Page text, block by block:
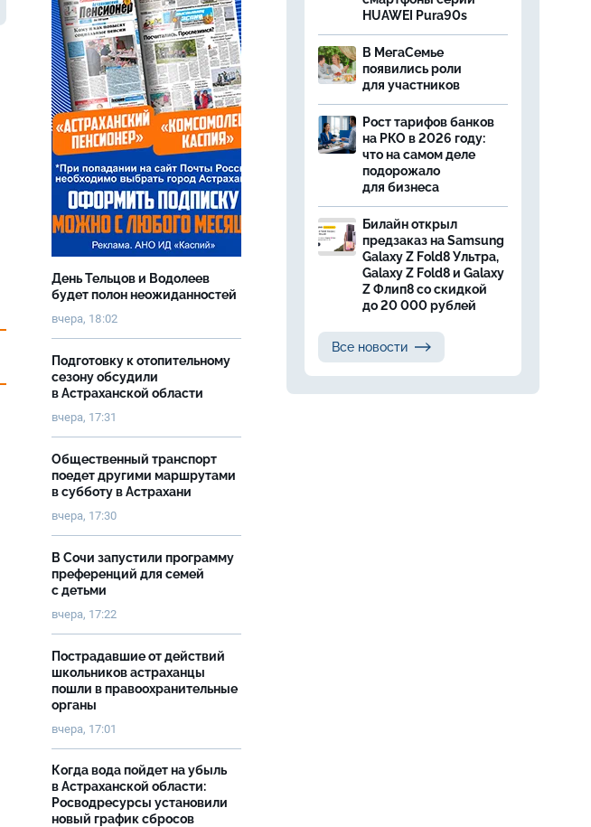
День Тельцов и Водолеев
будет полон неожиданностей
вчера, 18:02
Подготовку к отопительному
сезону обсудили
в Астраханской области
вчера, 17:31
Общественный транспорт
поедет другими маршрутами
в субботу в Астрахани
вчера, 17:30
В Сочи запустили программу
преференций для семей
с детьми
вчера, 17:22
Пострадавшие от действий
школьников астраханцы
пошли в правоохранительные
органы
вчера, 17:01
Когда вода пойдет на убыль
в Астраханской области:
Росводресурсы установили
новый график сбросов
HUAWEI Pura90s
В МегаСемье
появились роли
для участников
Рост тарифов банков
на РКО в 2026 году:
что на самом деле
подорожало
для бизнеса
Билайн открыл
предзаказ на Samsung
Galaxy Z Fold8 Ультра,
Galaxy Z Fold8 и Galaxy
Z Флип8 со скидкой
до 20 000 рублей
Все новости